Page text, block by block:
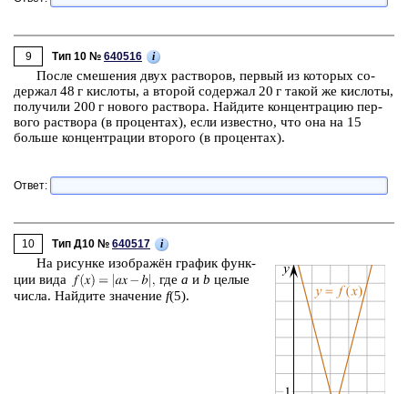
9 Тип 10 № 640516 i
После сме­ше­ния двух рас­тво­ров, пер­вый из ко­то­рых со­
дер­жал 48 г кис­ло­ты, а вто­рой со­дер­жал 20 г такой же кис­ло­ты,
по­лу­чи­ли 200 г но­во­го рас­тво­ра. Най­ди­те кон­цен­тра­цию пер­
во­го рас­тво­ра (в про­цен­тах), если из­вест­но, что она на 15
боль­ше кон­цен­тра­ции вто­ро­го (в про­цен­тах).
Ответ:
10 Тип Д10 № 640517 i
На ри­сун­ке изоб­ражён гра­фик функ­
ции вида
гдеa иb целые
числа. Най­ди­те зна­че­ние f(5).